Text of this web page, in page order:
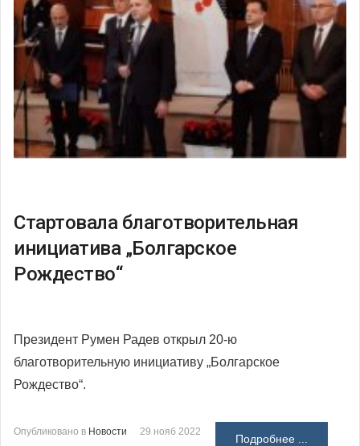
Стартовала благотворительная
инициатива „Болгарское
Рождество“
Президент Румен Радев открыл 20-ю
благотворительную инициативу „Болгарское
Рождество“.
Опубликовано в Новости 29 нояб 2022
Подробнее ...